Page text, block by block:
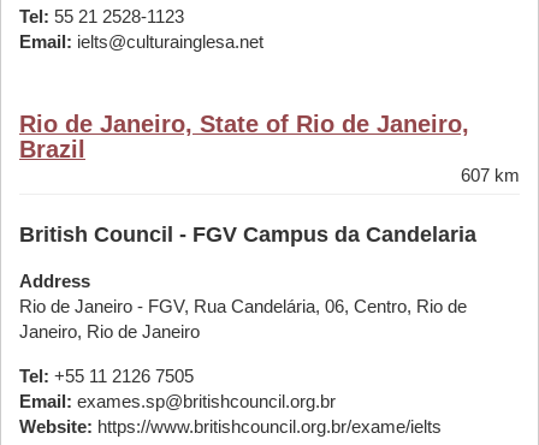
Tel: 55 21 2528-1123
Email: ielts@culturainglesa.net
Rio de Janeiro, State of Rio de Janeiro,
Brazil
607 km
British Council - FGV Campus da Candelaria
Address
Rio de Janeiro - FGV, Rua Candelária, 06, Centro, Rio de
Janeiro, Rio de Janeiro
Tel: +55 11 2126 7505
Email: exames.sp@britishcouncil.org.br
Website: https://www.britishcouncil.org.br/exame/ielts